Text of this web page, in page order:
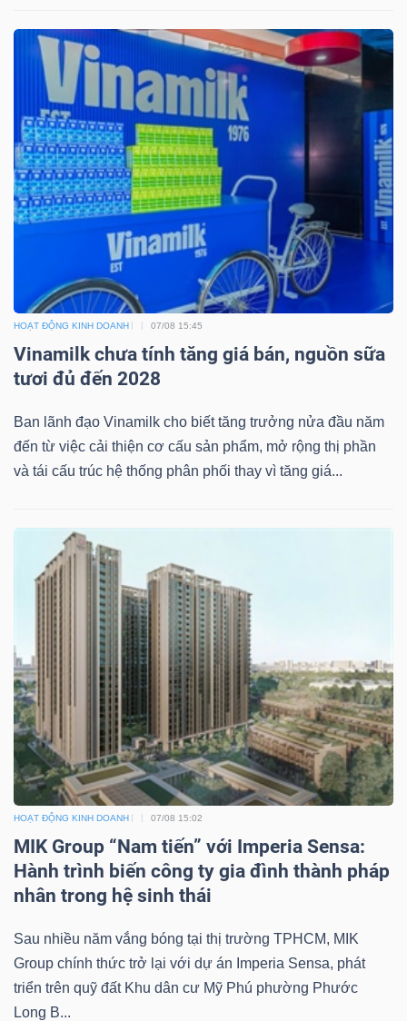
HOẠT ĐỘNG KINH DOANH 07/08 15:45
Vinamilk chưa tính tăng giá bán, nguồn sữa
tươi đủ đến 2028
Ban lãnh đạo Vinamilk cho biết tăng trưởng nửa đầu năm
đến từ việc cải thiện cơ cấu sản phẩm, mở rộng thị phần
và tái cấu trúc hệ thống phân phối thay vì tăng giá...
HOẠT ĐỘNG KINH DOANH 07/08 15:02
MIK Group “Nam tiến” với Imperia Sensa:
Hành trình biến công ty gia đình thành pháp
nhân trong hệ sinh thái
Sau nhiều năm vắng bóng tại thị trường TPHCM, MIK
Group chính thức trở lại với dự án Imperia Sensa, phát
triển trên quỹ đất Khu dân cư Mỹ Phú phường Phước
Long B...
TIÊU
DÙNG
THIẾT
YẾU
CHĂM
SÓC
SỨC
KHỎE
CÔNG
NGHỆ
THÔNG
TIN
DỊCH
VỤ
TRUYỀN
THÔNG
TIỆN